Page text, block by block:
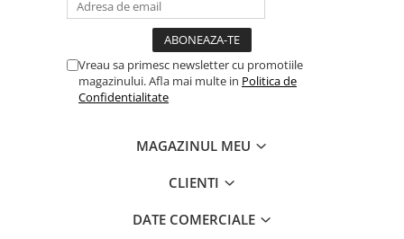
Samplere si controllere
Stative si pupitre DJ
Cabluri si conectori
Cabluri adaptoare, cabluri Y
Vreau sa primesc newsletter cu promotiile
magazinului. Afla mai multe in Politica de
Confidentialitate
MAGAZINUL MEU
CLIENTI
DATE COMERCIALE